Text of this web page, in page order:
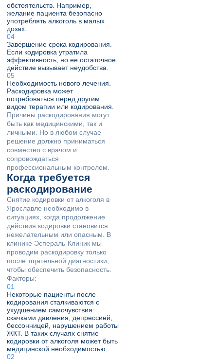
обстоятельств. Например,
желание пациента безопасно
употреблять алкоголь в малых
дозах.
Завершение срока кодирования.
Если кодировка утратила
эффективность, но ее остаточное
действие вызывает неудобства.
Необходимость нового лечения.
Раскодировка может
потребоваться перед другим
видом терапии или кодирования.
Причины раскодирования могут
быть как медицинскими, так и
личными. Но в любом случае
решение должно приниматься
совместно с врачом и
сопровождаться
профессиональным контролем.
Когда требуется
раскодирование
Снятие кодировки от алкоголя в
Ярославле необходимо в
ситуациях, когда продолжение
действия кодировки становится
нежелательным или опасным. В
клинике Эспераль-Клиник мы
проводим раскодировку только
после тщательной диагностики,
чтобы обеспечить безопасность.
Факторы:
Некоторые пациенты после
кодирования сталкиваются с
ухудшением самочувствия:
скачками давления, депрессией,
бессонницей, нарушением работы
ЖКТ. В таких случаях снятие
кодировки от алкоголя может быть
медицинской необходимостью.